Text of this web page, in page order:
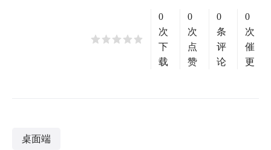
0
次
下
载
0
次
点
赞
0
条
评
论
0
次
催
更
桌面端